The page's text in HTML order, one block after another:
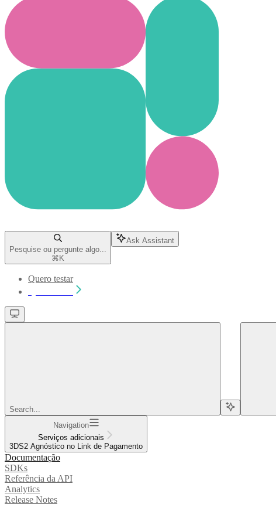
Pesquise ou pergunte algo...
⌘ K
Ask Assistant
Quero testar
Search...
Navigation
Serviços adicionais
3DS2 Agnóstico no Link de Pagamento
Documentação
SDKs
Referência da API
Analytics
Release Notes